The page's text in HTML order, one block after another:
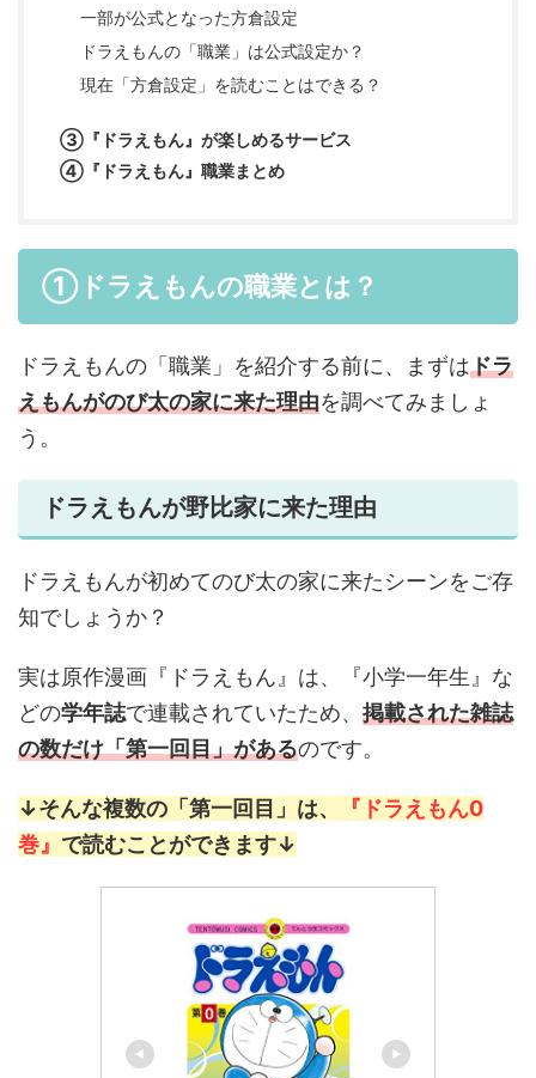
一部が公式となった方倉設定
ドラえもんの「職業」は公式設定か？
現在「方倉設定」を読むことはできる？
③『ドラえもん』が楽しめるサービス
④『ドラえもん』職業まとめ
①ドラえもんの職業とは？
ドラえもんの「職業」を紹介する前に、まずはドラ
えもんがのび太の家に来た理由を調べてみましょ
う。
ドラえもんが野比家に来た理由
ドラえもんが初めてのび太の家に来たシーンをご存
知でしょうか？
実は原作漫画『ドラえもん』は、『小学一年生』な
どの学年誌で連載されていたため、 掲載された雑誌
の数だけ「第一回目」があるのです。
↓そんな複数の「第一回目」は、
『ドラえもん0
巻』 で読むことができます↓